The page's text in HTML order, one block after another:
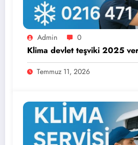
Admin 0
Klima devlet teşviki 2025
Temmuz 11, 2026